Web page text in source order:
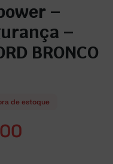
–
–
BRONCO
de estoque